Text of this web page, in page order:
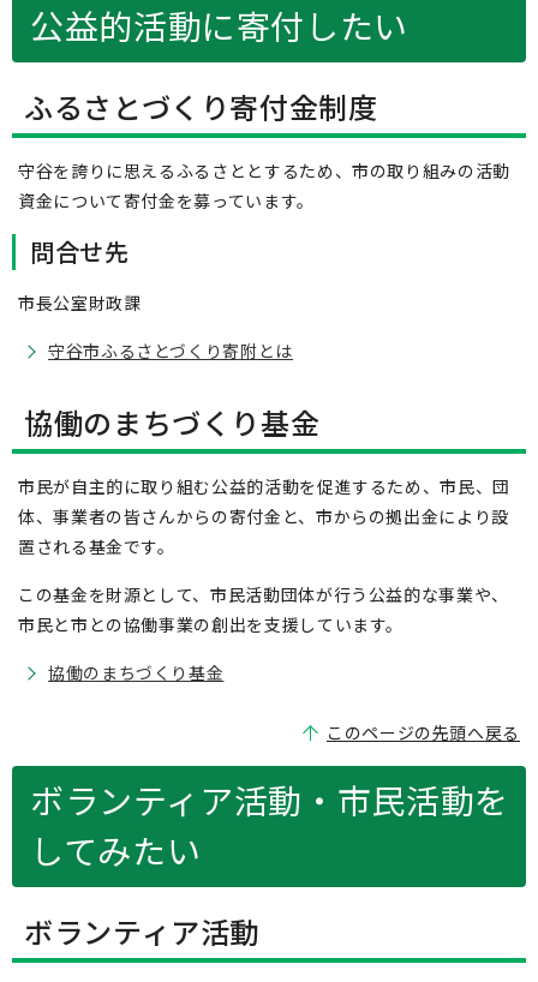
公益的活動に寄付したい
ふるさとづくり寄付金制度
守谷を誇りに思えるふるさととするため、市の取り組みの活動
資金について寄付金を募っています。
問合せ先
市長公室財政課
守谷市ふるさとづくり寄附とは
協働のまちづくり基金
市民が自主的に取り組む公益的活動を促進するため、市民、団
体、事業者の皆さんからの寄付金と、市からの拠出金により設
置される基金です。
この基金を財源として、市民活動団体が行う公益的な事業や、
市民と市との協働事業の創出を支援しています。
協働のまちづくり基金
このページの先頭へ戻る
ボランティア活動・市民活動を
してみたい
ボランティア活動